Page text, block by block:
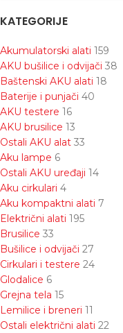
KATEGORIJE
Akumulatorski alati 159
AKU bušilice i odvijači 38
Baštenski AKU alati 18
Baterije i punjači 40
AKU testere 16
AKU brusilice 13
Ostali AKU alat 33
Aku lampe 6
Ostali AKU uređaji 14
Aku cirkulari 4
Aku kompaktni alati 7
Električni alati 195
Brusilice 33
Bušilice i odvijači 27
Cirkulari i testere 24
Glodalice 6
Grejna tela 15
Lemilice i breneri 11
Ostali električni alati 22